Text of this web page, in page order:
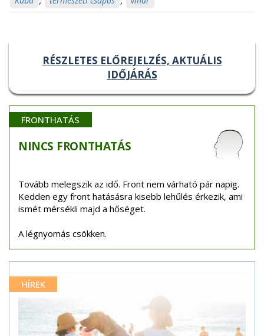
RÉSZLETES ELŐREJELZÉS, AKTUÁLIS
IDŐJÁRÁS
FRONTHATÁS
NINCS FRONTHATÁS
Tovább melegszik az idő. Front nem várható pár napig.
Kedden egy front hatásásra kisebb lehűlés érkezik, ami
ismét mérsékli majd a hőséget.
A légnyomás csökken.
HÍREK